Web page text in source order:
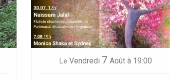
Le Vendredi 7 Août à 19:00